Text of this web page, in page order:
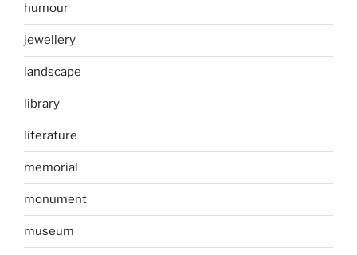
humour
jewellery
landscape
library
literature
memorial
monument
museum